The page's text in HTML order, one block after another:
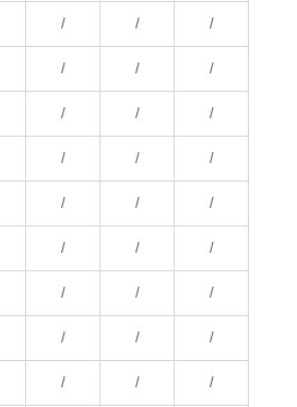
/ / /
/ / /
/ / /
/ / /
/ / /
/ / /
/ / /
/ / /
/ / /